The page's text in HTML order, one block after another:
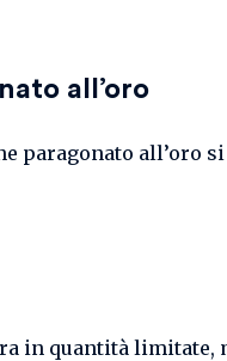
all’oro
all’oro si
in quantità limitate,